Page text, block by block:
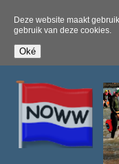
Deze website maakt
gebruik van deze cookies.